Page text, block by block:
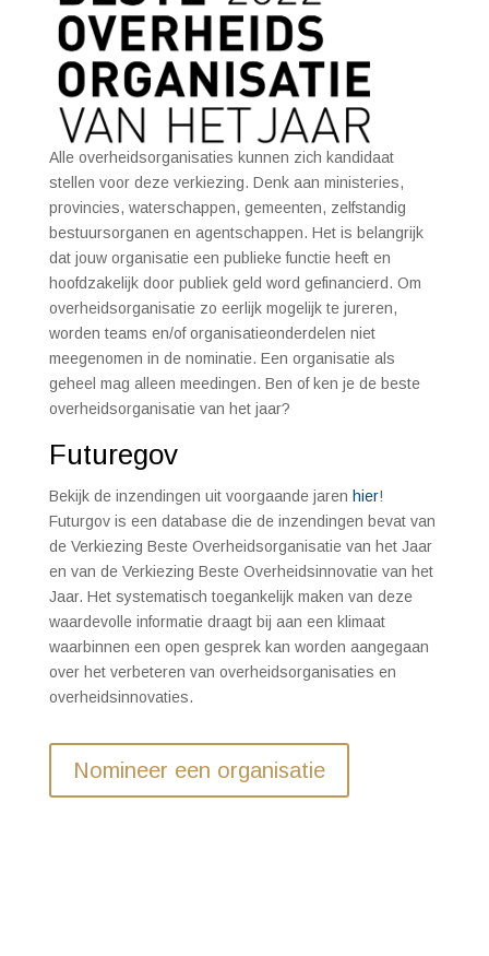
Alle overheidsorganisaties kunnen zich kandidaat
stellen voor deze verkiezing. Denk aan ministeries,
provincies, waterschappen, gemeenten, zelfstandig
bestuursorganen en agentschappen. Het is belangrijk
dat jouw organisatie een publieke functie heeft en
hoofdzakelijk door publiek geld word gefinancierd. Om
overheidsorganisatie zo eerlijk mogelijk te jureren,
worden teams en/of organisatieonderdelen niet
meegenomen in de nominatie. Een organisatie als
geheel mag alleen meedingen. Ben of ken je de beste
overheidsorganisatie van het jaar?
Futuregov
Bekijk de inzendingen uit voorgaande jaren hier!
Futurgov is een database die de inzendingen bevat van
de Verkiezing Beste Overheidsorganisatie van het Jaar
en van de Verkiezing Beste Overheidsinnovatie van het
Jaar. Het systematisch toegankelijk maken van deze
waardevolle informatie draagt bij aan een klimaat
waarbinnen een open gesprek kan worden aangegaan
over het verbeteren van overheidsorganisaties en
overheidsinnovaties.
Nomineer een organisatie